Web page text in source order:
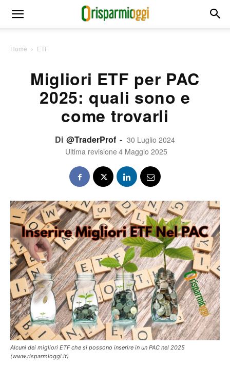
Home ETF
Migliori ETF per PAC
2025: quali sono e
come trovarli
Di @TraderProf - 30 Luglio 2024
Ultima revisione 4 Maggio 2025
Alcuni dei migliori ETF che si possono inserire in un PAC nel 2025
(www.risparmioggi.it)